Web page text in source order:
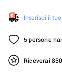
Inserisci il
5 persone
Riceverai